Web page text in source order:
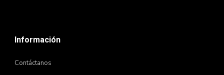
Información
Contáctanos